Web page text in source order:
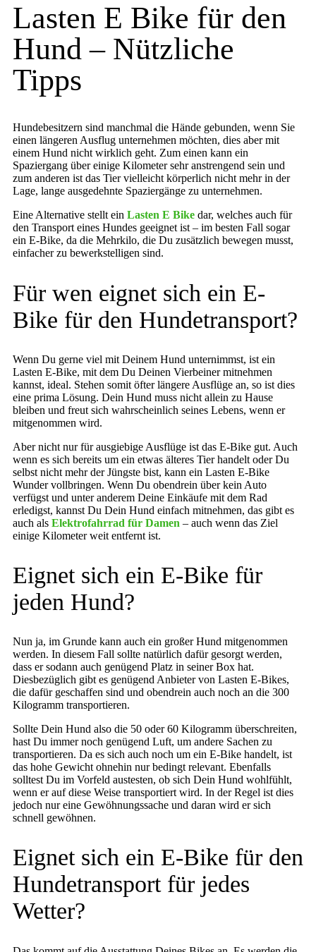
Lasten E Bike für den
Hund – Nützliche
Tipps
Hundebesitzern sind manchmal die Hände gebunden, wenn Sie
einen längeren Ausflug unternehmen möchten, dies aber mit
einem Hund nicht wirklich geht. Zum einen kann ein
Spaziergang über einige Kilometer sehr anstrengend sein und
zum anderen ist das Tier vielleicht körperlich nicht mehr in der
Lage, lange ausgedehnte Spaziergänge zu unternehmen.
Eine Alternative stellt ein Lasten E Bike dar, welches auch für
den Transport eines Hundes geeignet ist – im besten Fall sogar
ein E-Bike, da die Mehrkilo, die Du zusätzlich bewegen musst,
einfacher zu bewerkstelligen sind.
Für wen eignet sich ein E-
Bike für den Hundetransport?
Wenn Du gerne viel mit Deinem Hund unternimmst, ist ein
Lasten E-Bike, mit dem Du Deinen Vierbeiner mitnehmen
kannst, ideal. Stehen somit öfter längere Ausflüge an, so ist dies
eine prima Lösung. Dein Hund muss nicht allein zu Hause
bleiben und freut sich wahrscheinlich seines Lebens, wenn er
mitgenommen wird.
Aber nicht nur für ausgiebige Ausflüge ist das E-Bike gut. Auch
wenn es sich bereits um ein etwas älteres Tier handelt oder Du
selbst nicht mehr der Jüngste bist, kann ein Lasten E-Bike
Wunder vollbringen. Wenn Du obendrein über kein Auto
verfügst und unter anderem Deine Einkäufe mit dem Rad
erledigst, kannst Du Dein Hund einfach mitnehmen, das gibt es
auch als Elektrofahrrad für Damen – auch wenn das Ziel
einige Kilometer weit entfernt ist.
Eignet sich ein E-Bike für
jeden Hund?
Nun ja, im Grunde kann auch ein großer Hund mitgenommen
werden. In diesem Fall sollte natürlich dafür gesorgt werden,
dass er sodann auch genügend Platz in seiner Box hat.
Diesbezüglich gibt es genügend Anbieter von Lasten E-Bikes,
die dafür geschaffen sind und obendrein auch noch an die 300
Kilogramm transportieren.
Sollte Dein Hund also die 50 oder 60 Kilogramm überschreiten,
hast Du immer noch genügend Luft, um andere Sachen zu
transportieren. Da es sich auch noch um ein E-Bike handelt, ist
das hohe Gewicht ohnehin nur bedingt relevant. Ebenfalls
solltest Du im Vorfeld austesten, ob sich Dein Hund wohlfühlt,
wenn er auf diese Weise transportiert wird. In der Regel ist dies
jedoch nur eine Gewöhnungssache und daran wird er sich
schnell gewöhnen.
Eignet sich ein E-Bike für den
Hundetransport für jedes
Wetter?